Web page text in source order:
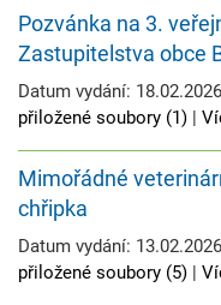
Pozvánka na 3.
Zastupitelstva obce
Datum vydání:
přiložené soubory (1) |
Mimořádné
chřipka
Datum vydání:
přiložené soubory (5) |